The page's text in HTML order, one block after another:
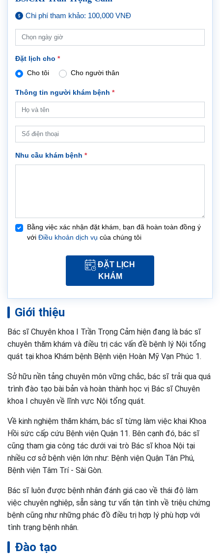
Giới thiệu
Bác sĩ Chuyên khoa I Trần Trọng Cảm hiện đang là bác sĩ
chuyên thăm khám và điều trị các vấn đề bệnh lý Nội tổng
quát tại khoa Khám bệnh Bệnh viện Hoàn Mỹ Vạn Phúc 1.
Sở hữu nền tảng chuyên môn vững chắc, bác sĩ trải qua quá
trình đào tạo bài bản và hoàn thành học vị Bác sĩ Chuyên
khoa I chuyên về lĩnh vực Nội tổng quát.
Về kinh nghiệm thăm khám, bác sĩ từng làm việc khai Khoa
Hồi sức cấp cứu Bệnh viện Quận 11. Bên cạnh đó, bác sĩ
cũng tham gia công tác dưới vai trò Bác sĩ khoa Nội tại
nhiều cơ sở bệnh viện lớn như: Bệnh viện Quận Tân Phú,
Bệnh viện Tâm Trí - Sài Gòn.
Bác sĩ luôn được bệnh nhân đánh giá cao về thái độ làm
việc chuyên nghiệp, sẵn sàng tư vấn tận tình về triệu chứng
bệnh cũng như những phác đồ điều trị hợp lý phù hợp với
tình trạng bệnh nhân.
Đào tạo
Chi phí tham khảo: 100,000 VNĐ
Đặt lịch cho *
Cho tôi
Cho người thân
Thông tin người khám bệnh *
Nhu cầu khám bệnh *
Bằng việc xác nhận đặt khám, bạn đã hoàn toàn đồng ý
với Điều khoản dịch vụ của chúng tôi
ĐẶT LỊCH
KHÁM